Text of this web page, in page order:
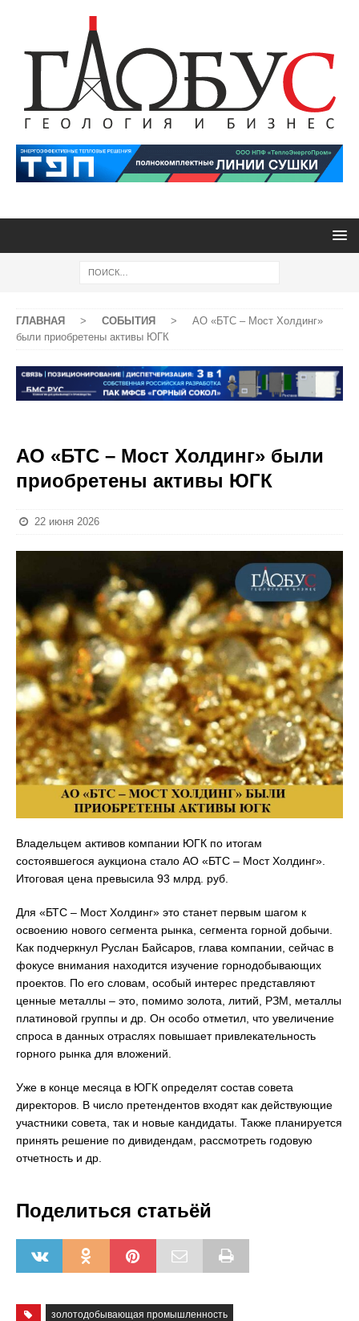
ГЛАВНАЯ > СОБЫТИЯ >
АО «БТС – Мост Холдинг»
были приобретены активы ЮГК
АО «БТС – Мост Холдинг» были
приобретены активы ЮГК
22 июня 2026
Владельцем активов компании ЮГК по итогам
состоявшегося аукциона стало АО «БТС – Мост Холдинг».
Итоговая цена превысила 93 млрд. руб.
Для «БТС – Мост Холдинг» это станет первым шагом к
освоению нового сегмента рынка, сегмента горной добычи.
Как подчеркнул Руслан Байсаров, глава компании, сейчас в
фокусе внимания находится изучение горнодобывающих
проектов. По его словам, особый интерес представляют
ценные металлы – это, помимо золота, литий, РЗМ, металлы
платиновой группы и др. Он особо отметил, что увеличение
спроса в данных отраслях повышает привлекательность
горного рынка для вложений.
Уже в конце месяца в ЮГК определят состав совета
директоров. В число претендентов входят как действующие
участники совета, так и новые кандидаты. Также планируется
принять решение по дивидендам, рассмотреть годовую
отчетность и др.
Поделиться статьёй
золотодобывающая промышленность